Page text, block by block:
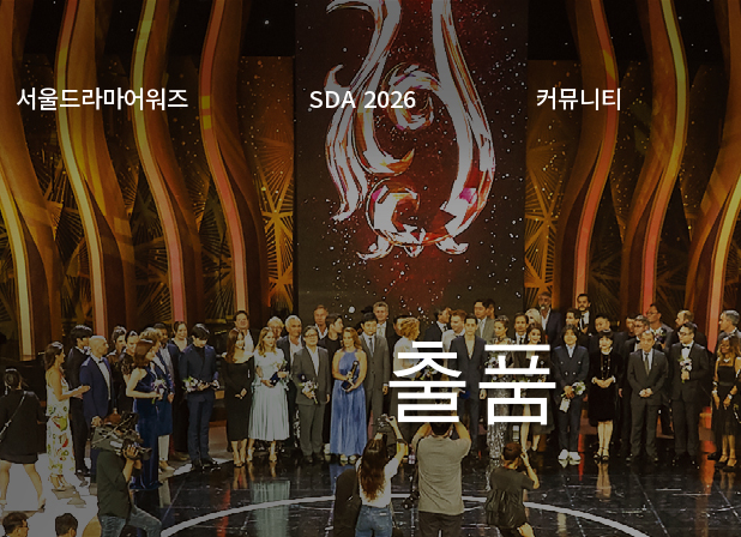
서울드라마어워즈 SDA 2026 커뮤니티 검색
출품
유튜브
인스타그램
x
페이스북